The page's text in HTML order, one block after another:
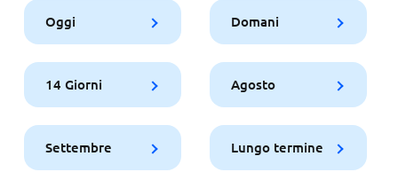
Oggi Domani
14 Giorni Agosto
Settembre Lungo termine